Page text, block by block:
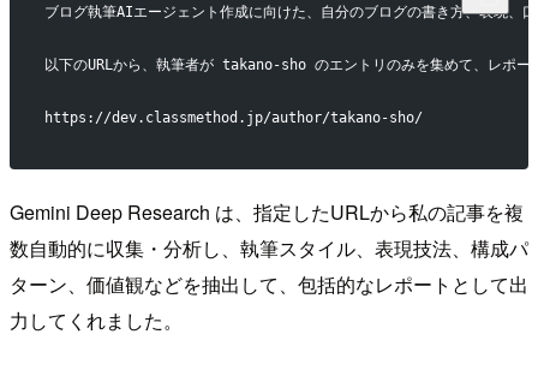
ブログ執筆AIエージェント作成に向けた、自分のブログの書き方、表現、
以下のURLから、執筆者が takano-sho のエントリのみを集めて、レポー
https://dev.classmethod.jp/author/takano-sho/
Gemini Deep Research は、指定したURLから私の記事を複
数自動的に収集・分析し、執筆スタイル、表現技法、構成パ
ターン、価値観などを抽出して、包括的なレポートとして出
力してくれました。